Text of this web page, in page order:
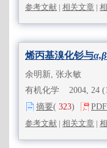
参考文献 | 相关文章 |
烯丙基溴化钐与α,β
余明新, 张永敏
有机化学 2004, 24
摘要( 323) PDF
参考文献 | 相关文章 |